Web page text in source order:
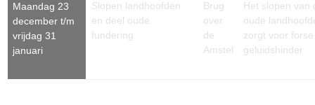
Maandag 23
december t/m
vrijdag 31
januari
Slopen landhoofden
en deel oude
fundering
Brug
over
de
Amstel
Het slopen van
oude
zorgt voor forse
geluidshinder